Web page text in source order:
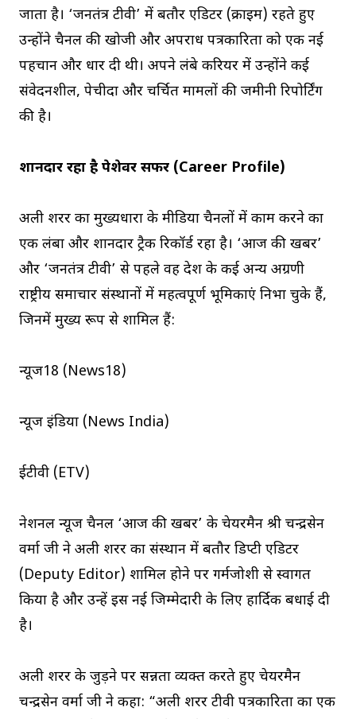
जाता है। ‘जनतंत्र टीवी’ में बतौर एडिटर (क्राइम) रहते हुए
उन्होंने चैनल की खोजी और अपराध पत्रकारिता को एक नई
पहचान और धार दी थी। अपने लंबे करियर में उन्होंने कई
संवेदनशील, पेचीदा और चर्चित मामलों की जमीनी रिपोर्टिंग
की है।
शानदार रहा है पेशेवर सफर (Career Profile)
अली शरर का मुख्यधारा के मीडिया चैनलों में काम करने का
एक लंबा और शानदार ट्रैक रिकॉर्ड रहा है। ‘आज की खबर’
और ‘जनतंत्र टीवी’ से पहले वह देश के कई अन्य अग्रणी
राष्ट्रीय समाचार संस्थानों में महत्वपूर्ण भूमिकाएं निभा चुके हैं,
जिनमें मुख्य रूप से शामिल हैं:
न्यूज18 (News18)
न्यूज इंडिया (News India)
ईटीवी (ETV)
नेशनल न्यूज चैनल ‘आज की खबर’ के चेयरमैन श्री चन्द्रसेन
वर्मा जी ने अली शरर का संस्थान में बतौर डिप्टी एडिटर
(Deputy Editor) शामिल होने पर गर्मजोशी से स्वागत
किया है और उन्हें इस नई जिम्मेदारी के लिए हार्दिक बधाई दी
है।
अली शरर के जुड़ने पर प्रसन्नता व्यक्त करते हुए चेयरमैन
चन्द्रसेन वर्मा जी ने कहा: “अली शरर टीवी पत्रकारिता का एक